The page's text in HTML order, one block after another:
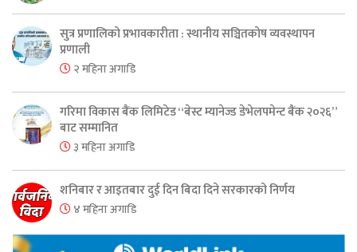
सुत्र प्रणालिको प्रभावकारीता : स्थानीय सञ्चितकोष व्यवस्थापन
प्रणाली
२ महिना अगाडि
गरिमा विकास बैंक लिमिटेड “बेस्ट म्यानेज्ड डेभेलपमेन्ट बैंक २०२६”
बाट सम्मानित
३ महिना अगाडि
शनिबार र आइतबार दुई दिन बिदा दिने सरकारको निर्णय
४ महिना अगाडि